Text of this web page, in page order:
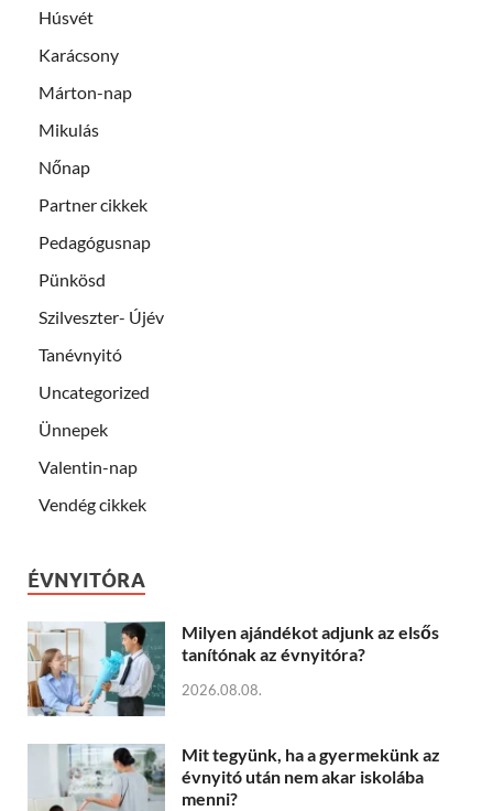
Húsvét
Karácsony
Márton-nap
Mikulás
Nőnap
Partner cikkek
Pedagógusnap
Pünkösd
Szilveszter- Újév
Tanévnyitó
Uncategorized
Ünnepek
Valentin-nap
Vendég cikkek
ÉVNYITÓRA
Milyen ajándékot adjunk az elsős
tanítónak az évnyitóra?
2026.08.08.
Mit tegyünk, ha a gyermekünk az
évnyitó után nem akar iskolába
menni?